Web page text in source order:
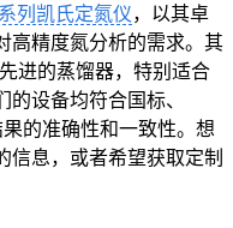
列凯氏定氮仪，以其卓
高精度氮分析的需求。其
进的蒸馏器，特别适合
设备均符合国标、
的准确性和一致性。想
信息，或者希望获取定制